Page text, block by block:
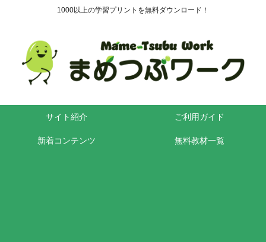
1000以上の学習プリントを無料ダウンロード！
サイト紹介 ご利用ガイド
新着コンテンツ 無料教材一覧